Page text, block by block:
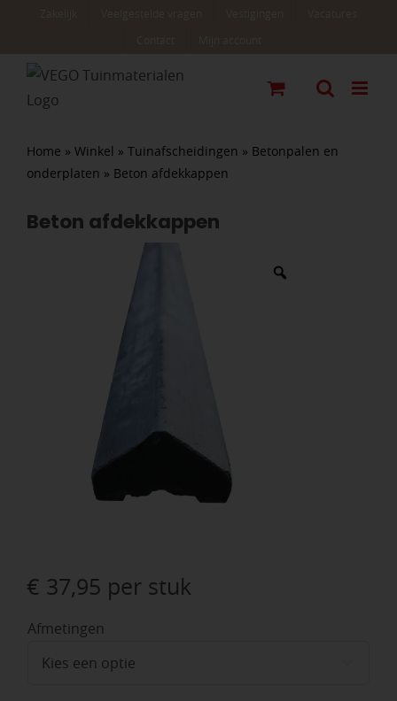
Home » Winkel » Tuinafscheidingen » Betonpalen en
onderplaten » Beton afdekkappen
Beton afdekkappen
€ 37,95 per stuk
Afmetingen